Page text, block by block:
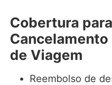
Cobertura para
de Viagem
Reembolso de